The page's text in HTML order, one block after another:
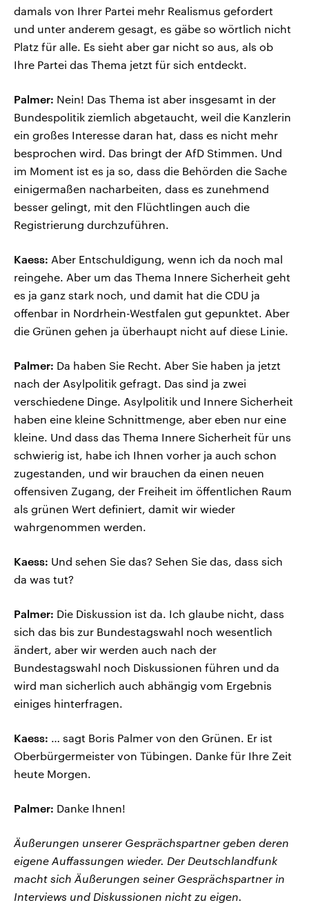
damals von Ihrer Partei mehr Realismus gefordert
und unter anderem gesagt, es gäbe so wörtlich nicht
Platz für alle. Es sieht aber gar nicht so aus, als ob
Ihre Partei das Thema jetzt für sich entdeckt.
Palmer: Nein! Das Thema ist aber insgesamt in der
Bundespolitik ziemlich abgetaucht, weil die Kanzlerin
ein großes Interesse daran hat, dass es nicht mehr
besprochen wird. Das bringt der AfD Stimmen. Und
im Moment ist es ja so, dass die Behörden die Sache
einigermaßen nacharbeiten, dass es zunehmend
besser gelingt, mit den Flüchtlingen auch die
Registrierung durchzuführen.
Kaess: Aber Entschuldigung, wenn ich da noch mal
reingehe. Aber um das Thema Innere Sicherheit geht
es ja ganz stark noch, und damit hat die CDU ja
offenbar in Nordrhein-Westfalen gut gepunktet. Aber
die Grünen gehen ja überhaupt nicht auf diese Linie.
Palmer: Da haben Sie Recht. Aber Sie haben ja jetzt
nach der Asylpolitik gefragt. Das sind ja zwei
verschiedene Dinge. Asylpolitik und Innere Sicherheit
haben eine kleine Schnittmenge, aber eben nur eine
kleine. Und dass das Thema Innere Sicherheit für uns
schwierig ist, habe ich Ihnen vorher ja auch schon
zugestanden, und wir brauchen da einen neuen
offensiven Zugang, der Freiheit im öffentlichen Raum
als grünen Wert definiert, damit wir wieder
wahrgenommen werden.
Kaess: Und sehen Sie das? Sehen Sie das, dass sich
da was tut?
Palmer: Die Diskussion ist da. Ich glaube nicht, dass
sich das bis zur Bundestagswahl noch wesentlich
ändert, aber wir werden auch nach der
Bundestagswahl noch Diskussionen führen und da
wird man sicherlich auch abhängig vom Ergebnis
einiges hinterfragen.
Kaess: … sagt Boris Palmer von den Grünen. Er ist
Oberbürgermeister von Tübingen. Danke für Ihre Zeit
heute Morgen.
Palmer: Danke Ihnen!
Äußerungen unserer Gesprächspartner geben deren
eigene Auffassungen wieder. Der Deutschlandfunk
macht sich Äußerungen seiner Gesprächspartner in
Interviews und Diskussionen nicht zu eigen.